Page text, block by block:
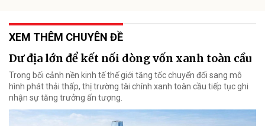
XEM THÊM CHUYÊN ĐỀ
Dư địa lớn để kết nối dòng vốn xanh toàn cầu
Trong bối cảnh nền kinh tế thế giới tăng tốc chuyển đổi sang mô
hình phát thải thấp, thị trường tài chính xanh toàn cầu tiếp tục ghi
nhận sự tăng trưởng ấn tượng.